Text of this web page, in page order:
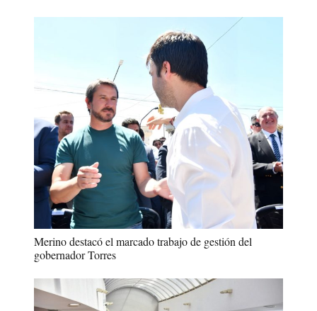
Merino destacó el marcado trabajo de gestión del
gobernador Torres